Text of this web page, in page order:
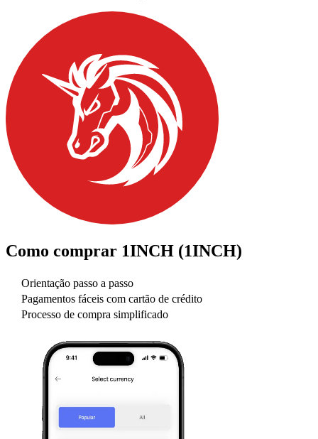
Como comprar 1INCH (1INCH)
Orientação passo a passo
Pagamentos fáceis com cartão de crédito
Processo de compra simplificado